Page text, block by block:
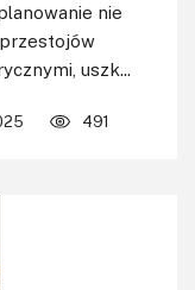
nie
uszk...
491